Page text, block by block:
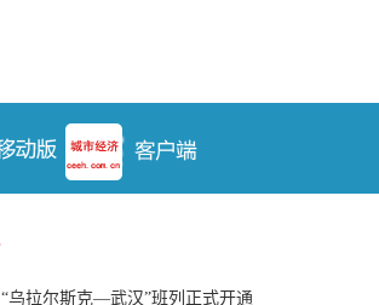
乌拉尔斯克—武汉”班列正式开通